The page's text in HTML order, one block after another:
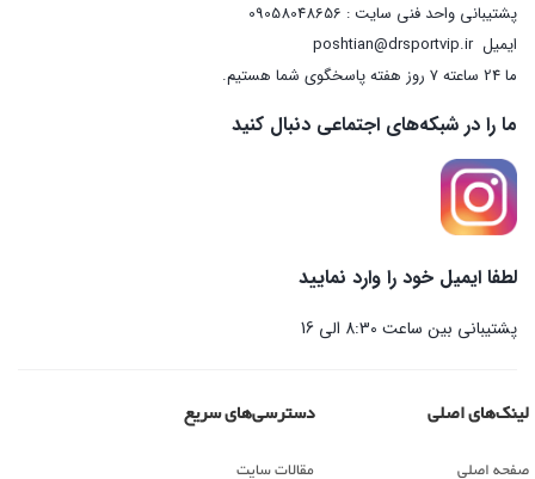
پشتیبانی واحد فنی سایت : 09058048656
ایمیلposhtian@drsportvip.ir
ما 24 ساعته 7 روز هفته پاسخگوی شما هستیم.
ما را در شبکه‌های اجتماعی دنبال کنید
لطفا ایمیل خود را وارد نمایید
پشتیبانی بین ساعت 8:30 الی 16
لینک‌های اصلی
صفحه اصلی
دسترسی‌های سریع
مقالات سایت